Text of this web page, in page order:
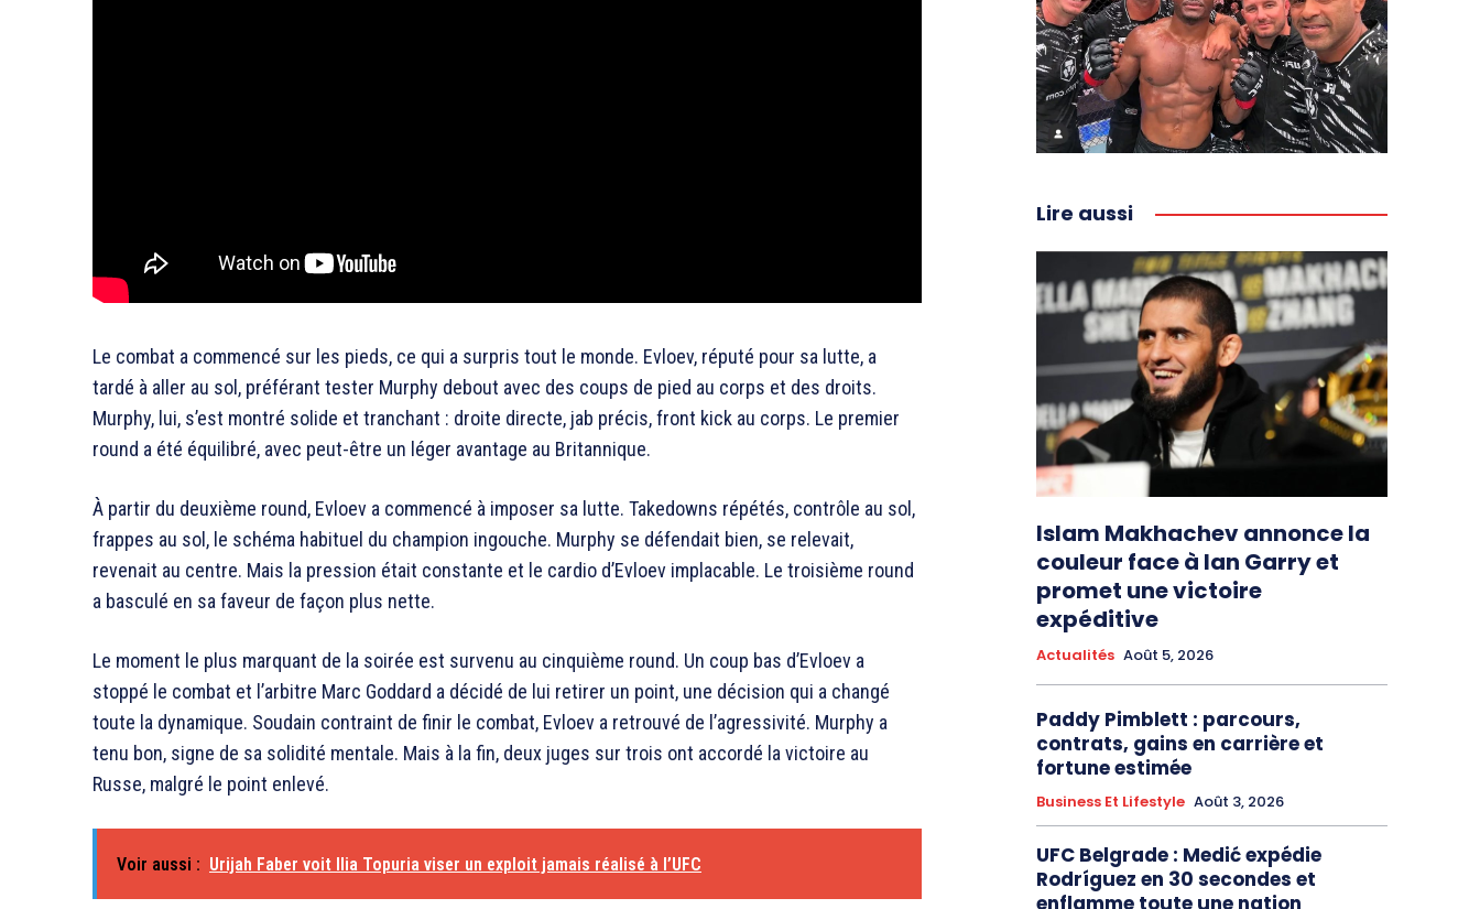
Le combat a commencé sur les pieds, ce qui a surpris tout le monde. Evloev, réputé pour sa lutte, a
tardé à aller au sol, préférant tester Murphy debout avec des coups de pied au corps et des droits.
Murphy, lui, s’est montré solide et tranchant : droite directe, jab précis, front kick au corps. Le premier
round a été équilibré, avec peut-être un léger avantage au Britannique.
À partir du deuxième round, Evloev a commencé à imposer sa lutte. Takedowns répétés, contrôle au sol,
frappes au sol, le schéma habituel du champion ingouche. Murphy se défendait bien, se relevait,
revenait au centre. Mais la pression était constante et le cardio d’Evloev implacable. Le troisième round
a basculé en sa faveur de façon plus nette.
Le moment le plus marquant de la soirée est survenu au cinquième round. Un coup bas d’Evloev a
stoppé le combat et l’arbitre Marc Goddard a décidé de lui retirer un point, une décision qui a changé
toute la dynamique. Soudain contraint de finir le combat, Evloev a retrouvé de l’agressivité. Murphy a
tenu bon, signe de sa solidité mentale. Mais à la fin, deux juges sur trois ont accordé la victoire au
Russe, malgré le point enlevé.
Voir aussi : Urijah Faber voit Ilia Topuria viser un exploit jamais réalisé à l’UFC
Lire aussi
Islam Makhachev annonce la
couleur face à Ian Garry et
promet une victoire
expéditive
Actualités Août 5, 2026
Paddy Pimblett : parcours,
contrats, gains en carrière et
fortune estimée
Business Et Lifestyle Août 3, 2026
UFC Belgrade : Medić expédie
Rodríguez en 30 secondes et
enflamme toute une nation